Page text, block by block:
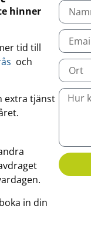
hinner
tid till
och
extra tjänst
in din